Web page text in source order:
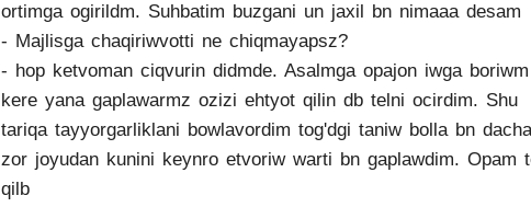
ortimga ogirildm. Suhbatim buzgani un jaxil bn nimaaa desam
- Majlisga chaqiriwvotti ne chiqmayapsz?
- hop ketvoman ciqvurin didmde. Asalmga opajon iwga boriwm
kere yana gaplawarmz ozizi ehtyot qilin db telni ocirdim. Shu
tariqa tayyorgarliklani bowlavordim tog'dgi taniw bolla bn
zor joyudan kunini keynro etvoriw warti bn gaplawdim. Opam
qilb